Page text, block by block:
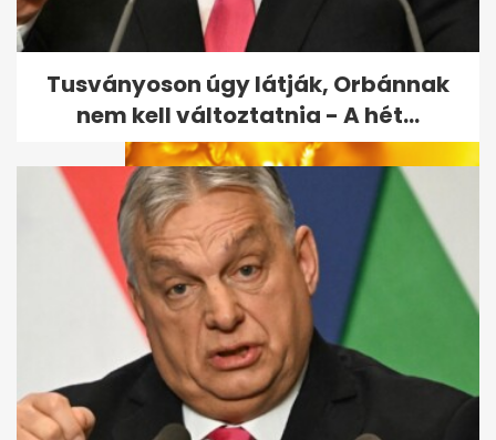
Euro NCAP: visszatérnek a
fizikai gombok az autókba,
kevesebb...
Tusványoson úgy látják, Orbánnak
nem kell változtatnia - A hét...